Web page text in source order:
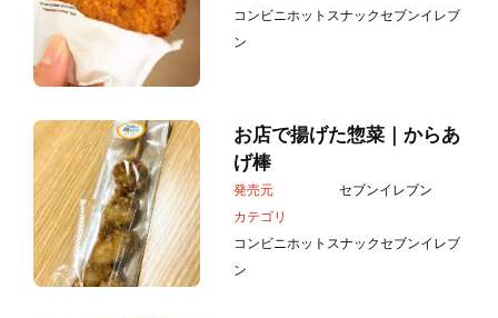
コンビニホットスナックセブンイレブ
ン
お店で揚げた惣菜｜からあ
げ棒
発売元
セブンイレブン
カテゴリ
コンビニホットスナックセブンイレブ
ン